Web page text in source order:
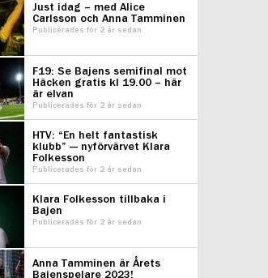
Just idag – med Alice
Carlsson och Anna Tamminen
Publicerades för 2 år sedan
F19: Se Bajens semifinal mot
Häcken gratis kl 19.00 – här
är elvan
Publicerades för 2 år sedan
HTV: “En helt fantastisk
klubb” — nyförvärvet Klara
Folkesson
Publicerades för 2 år sedan
Klara Folkesson tillbaka i
Bajen
Publicerades för 2 år sedan
Anna Tamminen är Årets
Bajenspelare 2023!